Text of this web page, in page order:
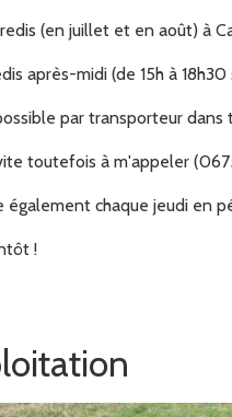
(en juillet et en août) à
après-midi (de 15h à
par transporteur dans
toutefois à m'appeler
également chaque jeudi en
!